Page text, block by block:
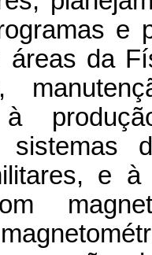
e
áreas da
sistemas
e